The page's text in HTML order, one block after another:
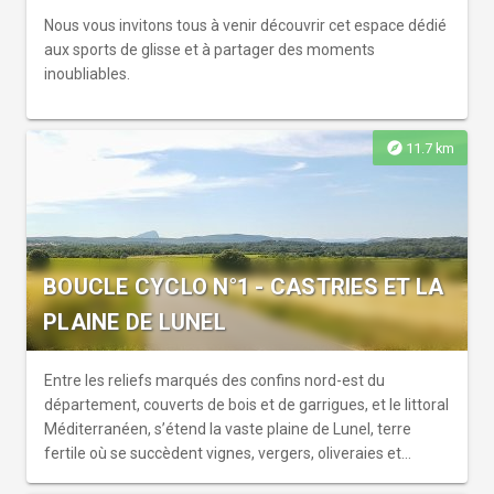
Nous vous invitons tous à venir découvrir cet espace dédié
aux sports de glisse et à partager des moments
inoubliables.
explore 11.7 km
BOUCLE CYCLO N°1 - CASTRIES ET LA
PLAINE DE LUNEL
Entre les reliefs marqués des confins nord-est du
département, couverts de bois et de garrigues, et le littoral
Méditerranéen, s’étend la vaste plaine de Lunel, terre
fertile où se succèdent vignes, vergers, oliveraies et